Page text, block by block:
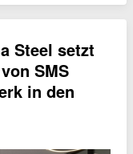
Steel setzt
SMS
in den